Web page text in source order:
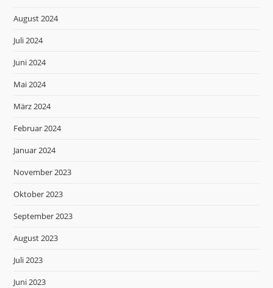
August 2024
Juli 2024
Juni 2024
Mai 2024
März 2024
Februar 2024
Januar 2024
November 2023
Oktober 2023
September 2023
August 2023
Juli 2023
Juni 2023